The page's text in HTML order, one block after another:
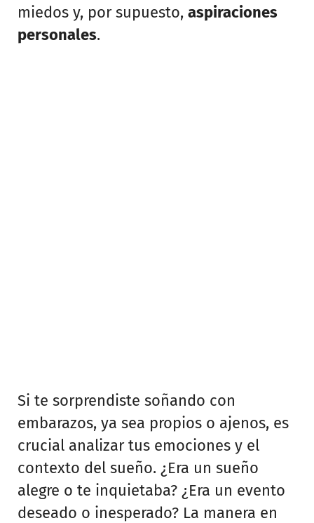
miedos y, por supuesto, aspiraciones
personales.
Si te sorprendiste soñando con
embarazos, ya sea propios o ajenos, es
crucial analizar tus emociones y el
contexto del sueño. ¿Era un sueño
alegre o te inquietaba? ¿Era un evento
deseado o inesperado? La manera en